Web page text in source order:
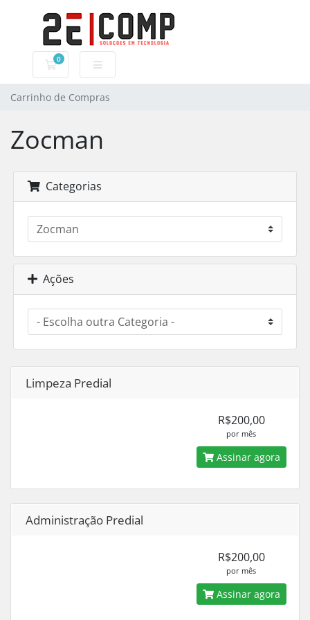
0
Carrinho de Compras
Carrinho de Compras
Zocman
Categorias
Ações
Limpeza Predial
R$200,00
por mês
Assinar agora
Administração Predial
R$200,00
por mês
Assinar agora